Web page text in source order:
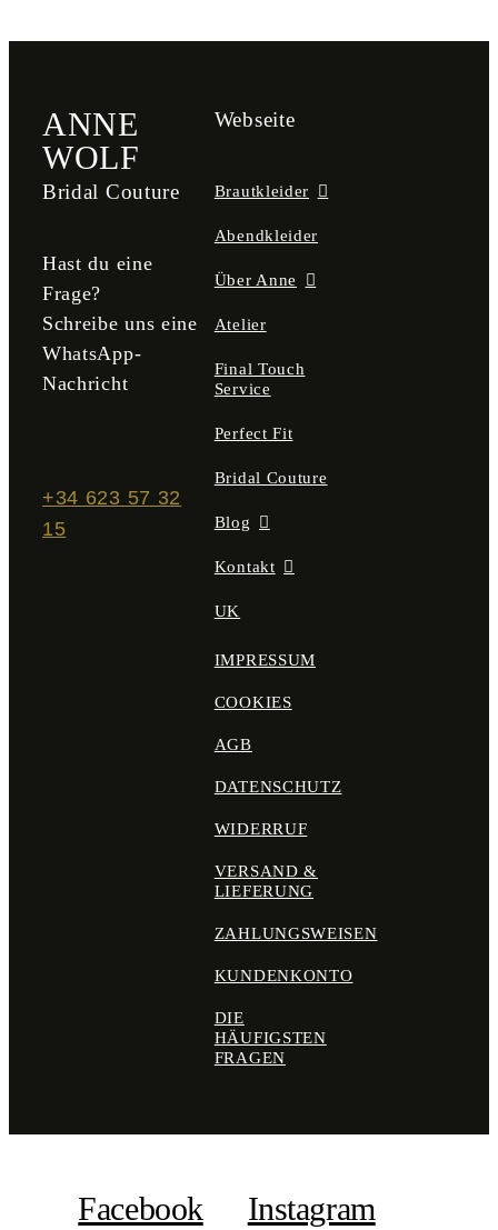
ANNE
WOLF
Bridal Couture
Hast du eine
Frage?
Schreibe uns eine
WhatsApp-
Nachricht
+34 623 57 32
15
Webseite
Brautkleider
Abendkleider
Über Anne
Atelier
Final Touch
Service
Perfect Fit
Bridal Couture
Blog
Kontakt
UK
IMPRESSUM
COOKIES
AGB
DATENSCHUTZ
WIDERRUF
VERSAND &
LIEFERUNG
ZAHLUNGSWEISEN
KUNDENKONTO
DIE
HÄUFIGSTEN
FRAGEN
Facebook
Instagram